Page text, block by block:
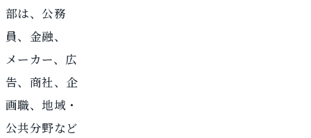
部は、公務
員、金融、
メーカー、広
告、商社、企
画職、地域・
公共分野など